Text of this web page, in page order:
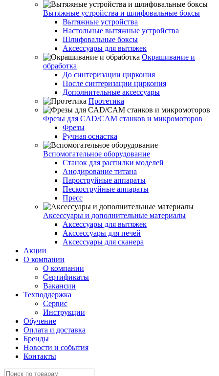
Вытяжные устройства и шлифовальные боксы
Вытяжные устройства
Настольные вытяжные устройства
Шлифовальные боксы
Аксессуары для вытяжек
Окрашивание и
обработка
До синтеризации циркония
После синтеризации циркония
Дополнительные аксессуары
Протетика
Фрезы для CAD/CAM станков и микромоторов
Фрезы
Ручная оснастка
Вспомогательное оборудование
Станок для распилки моделей
Анодирование титана
Пароструйные аппараты
Пескоструйные аппараты
Пресс
Аксессуары и дополнительные материалы
Аксессуары для вытяжек
Акссессуары для печей
Аксессуары для сканера
Акции
О компании
О компании
Сертификаты
Вакансии
Техподдержка
Сервис
Инструкции
Обучение
Оплата и доставка
Бренды
Новости и события
Контакты